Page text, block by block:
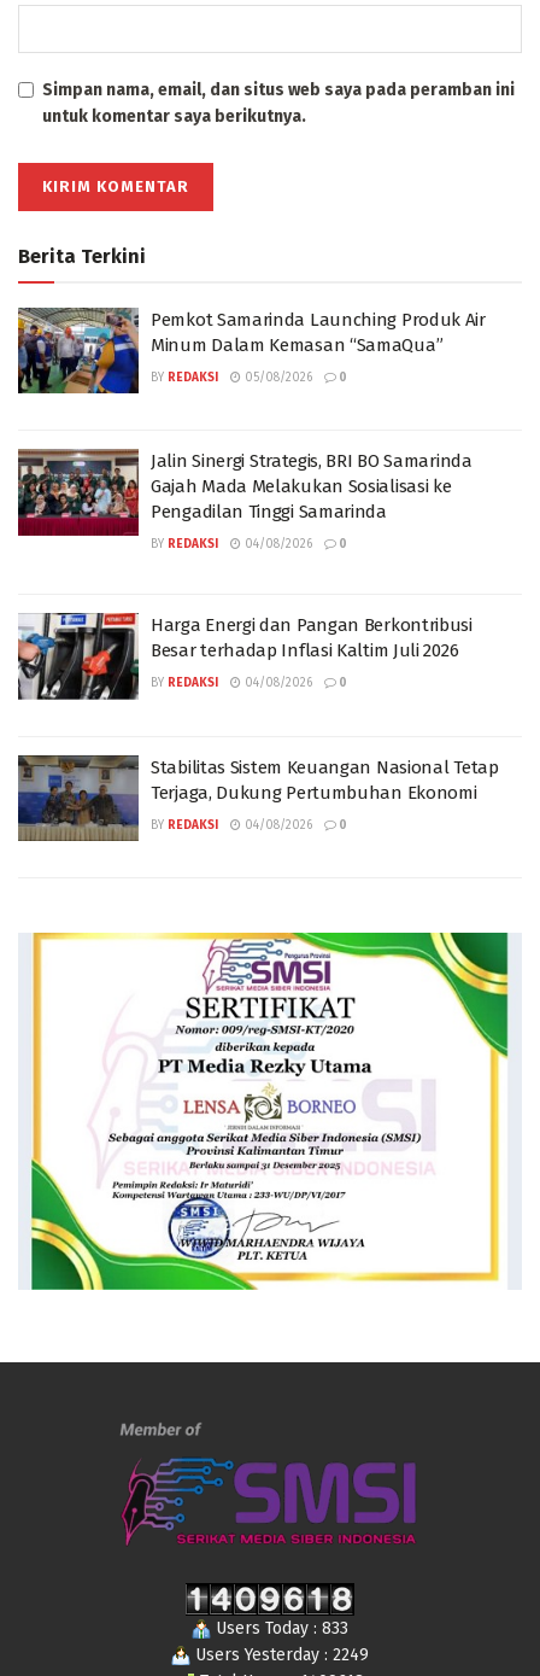
Simpan nama, email, dan situs web saya pada peramban ini
untuk komentar saya berikutnya.
Berita Terkini
Pemkot Samarinda Launching Produk Air
Minum Dalam Kemasan “SamaQua”
BY REDAKSI 05/08/2026 0
Jalin Sinergi Strategis, BRI BO Samarinda
Gajah Mada Melakukan Sosialisasi ke
Pengadilan Tinggi Samarinda
BY REDAKSI 04/08/2026 0
Harga Energi dan Pangan Berkontribusi
Besar terhadap Inflasi Kaltim Juli 2026
BY REDAKSI 04/08/2026 0
Stabilitas Sistem Keuangan Nasional Tetap
Terjaga, Dukung Pertumbuhan Ekonomi
BY REDAKSI 04/08/2026 0
Users Today : 833
Users Yesterday : 2249